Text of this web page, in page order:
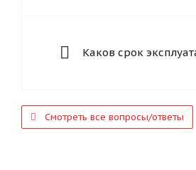
Каков срок
Смотреть все вопросы/ответы